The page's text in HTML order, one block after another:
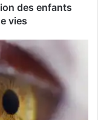
des enfants
vies